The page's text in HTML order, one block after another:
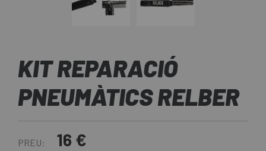
KIT REPARACIÓ
PNEUMÀTICS RELBER
PREU: 16 €